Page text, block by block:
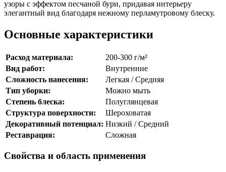
узоры с эффектом песчаной бури, придавая интерьеру
элегантный вид благодаря нежному перламутровому блеску.
Основные характеристики
Расход материала:
200-300 г/м²
Вид работ:
Внутренние
Сложность нанесения:
Легкая / Средняя
Тип уборки:
Можно мыть
Степень блеска:
Полуглянцевая
Структура поверхности:
Шероховатая
Декоративный потенциал: Низкий / Средний
Реставрация:
Сложная
Свойства и область применения